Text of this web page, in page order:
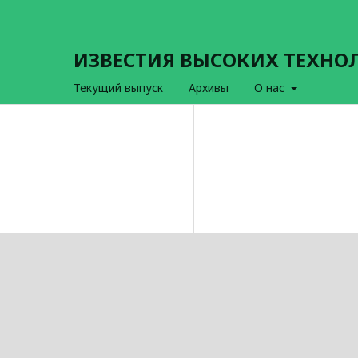
ИЗВЕСТИЯ ВЫСОКИХ
Текущий выпуск Архивы О нас